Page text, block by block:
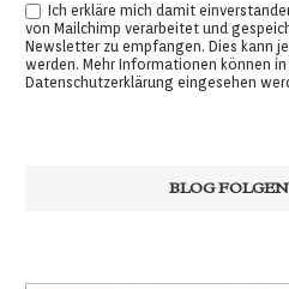
Ich erkläre mich damit
von Mailchimp verarbeitet und
Newsletter zu empfangen. Dies kann
werden. Mehr Informationen können in
Datenschutzerklärung eingesehen